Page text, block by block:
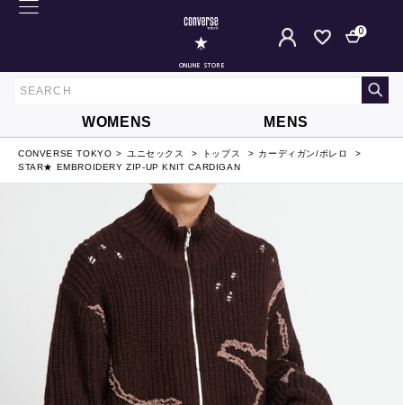
ONLINE STORE
0
WOMENS MENS
CONVERSE TOKYO ユニセックス トップス
カーディガン/ボレロ
STAR★ EMBROIDERY ZIP-UP KNIT CARDIGAN